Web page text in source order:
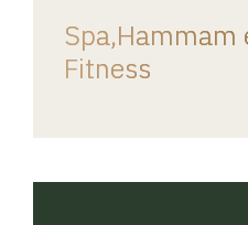
Spa,Hammam
Fitness